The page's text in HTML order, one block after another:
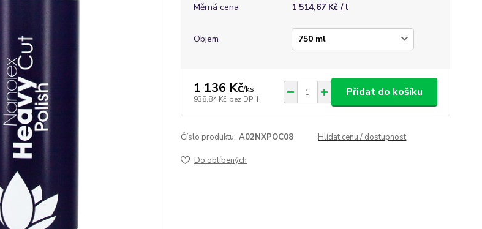
Měrná cena
1 514,67 Kč / l
Objem
1 136 Kč/ks
938,84 Kč bez DPH
Přidat do košíku
Číslo produktu: A02NXPOC08 Hlídat cenu / dostupnost
Do oblíbených